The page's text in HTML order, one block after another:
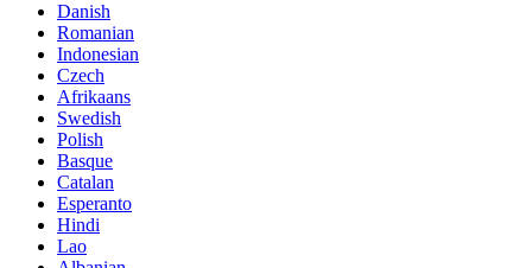
Danish
Romanian
Indonesian
Czech
Afrikaans
Swedish
Polish
Basque
Catalan
Esperanto
Hindi
Lao